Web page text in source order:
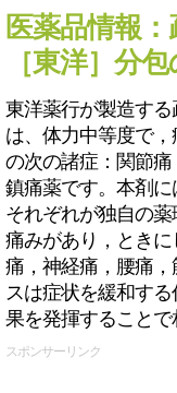
医薬品情報
［東洋］分
東洋薬行が製造す
は、体力中等度で
の次の諸症：関節
鎮痛薬です。本剤に
それぞれが独自の
痛みがあり，とき
痛，神経痛，腰痛
スは症状を緩和す
果を発揮することで
スポンサーリンク